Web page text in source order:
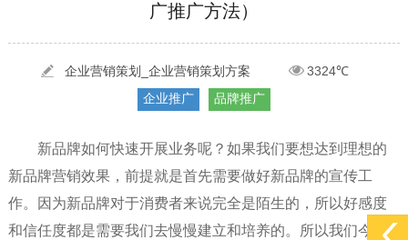
污水处理设备厂家产品如何做网络推广（污水处理项目网...广推广方法）
企业营销策划_企业营销策划方案
3324℃
企业推广
品牌推广
新品牌如何快速开展业务呢？如果我们要想达到理想的
新品牌营销效果，前提就是首先需要做好新品牌的宣传工
作。因为新品牌对于消费者来说完全是陌生的，所以好感度
和信任度都是需要我们去慢慢建立和培养的。所以我们今天